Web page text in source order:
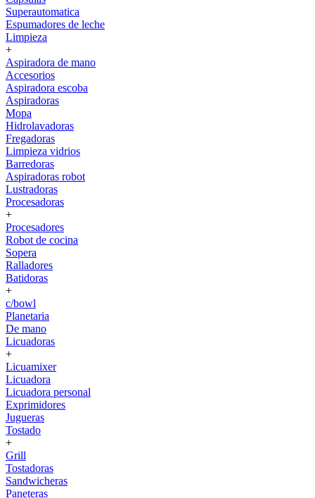
Superautomatica
Espumadores de leche
Limpieza
+
Aspiradora de mano
Accesorios
Aspiradora escoba
Aspiradoras
Mopa
Hidrolavadoras
Fregadoras
Limpieza vidrios
Barredoras
Aspiradoras robot
Lustradoras
Procesadoras
+
Procesadores
Robot de cocina
Sopera
Ralladores
Batidoras
+
c/bowl
Planetaria
De mano
Licuadoras
+
Licuamixer
Licuadora
Licuadora personal
Exprimidores
Jugueras
Tostado
+
Grill
Tostadoras
Sandwicheras
Paneteras